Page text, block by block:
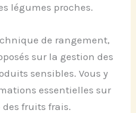
légumes proches.
de rangement,
sur la gestion des
sensibles. Vous y
essentielles sur
fruits frais.